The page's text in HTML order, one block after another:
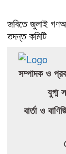
জবিতে জুলাই
তদন্ত কমিটি
সম্পাদক ও
যুগ্ম
বার্তা ও